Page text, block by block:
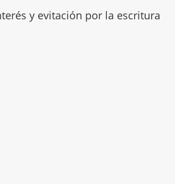
y evitación por la escritura